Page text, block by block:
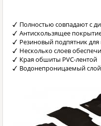
Полностью совпадают с
Антискользящее
Резиновый подпятник для
Несколько слоев
Края обшиты PVC-лентой
Водонепроницаемый слой